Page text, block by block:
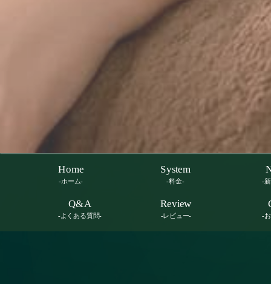
Home
-ホーム-
System
-料金- -
Q&A
-よくある質問-
Review
-レビュー- -